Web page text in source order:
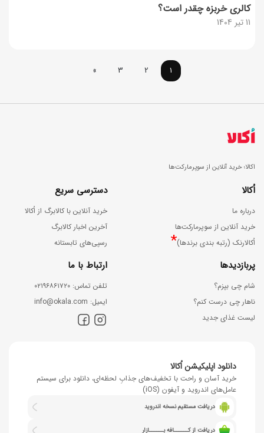
11 تیر 1404
کالری خربزه چقدر است؟
1
2
3
»
اکالا؛ خرید آنلاین از سوپرمارکت‌ها
اُکالا
درباره ما
خرید آنلاین از سوپرمارکت‌ها
اُکالارنک (رتبه بندی برندها)*
دسترسی سریع
خرید آنلاین با کالابرگ از اُکالا
آخرین اخبار کالابرگ
رسپی‌های تابستانه
پربازدیدها
شام چی بپزم؟
ناهار چی درست کنم؟
لیست غذای جدید
ارتباط با ما
ﺗﻠﻔﻦ ﺗﻤﺎس: ۰۲۱۹۶۸۶۱۷۲۰
اﯾﻤﯿﻞ: info@okala.com
دانلود اپلیکیشن اُکالا
خرید آسان و راحت با تخفیف‌های جذابِ لحظه‌ای، دانلود برای سیستم
عامل‌های اندروید و آیفون (iOS)
دریافت مستقیم نسخه اندروید
دریافت از کــــــافه بــــــازار